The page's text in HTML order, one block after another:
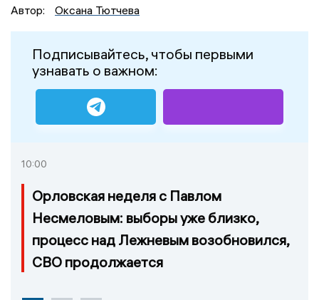
Автор: Оксана Тютчева
Подписывайтесь, чтобы первыми
узнавать о важном:
10:00
Орловская неделя с Павлом
Несмеловым: выборы уже близко,
процесс над Лежневым возобновился,
СВО продолжается